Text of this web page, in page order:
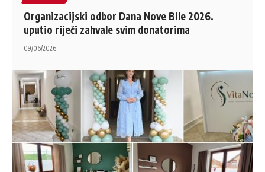
Organizacijski odbor Dana Nove Bile 2026.
uputio riječi zahvale svim donatorima
09/06/2026